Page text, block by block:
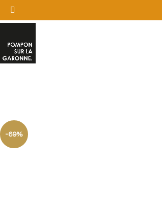
-69%